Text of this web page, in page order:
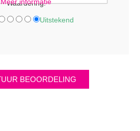
Waardering:
Uitstekend